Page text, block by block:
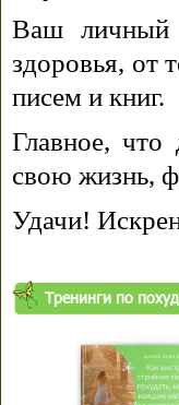
Ваш личный
здоровья, от
писем и книг.
Главное,
свою жизнь,
Удачи!
Тренинги по